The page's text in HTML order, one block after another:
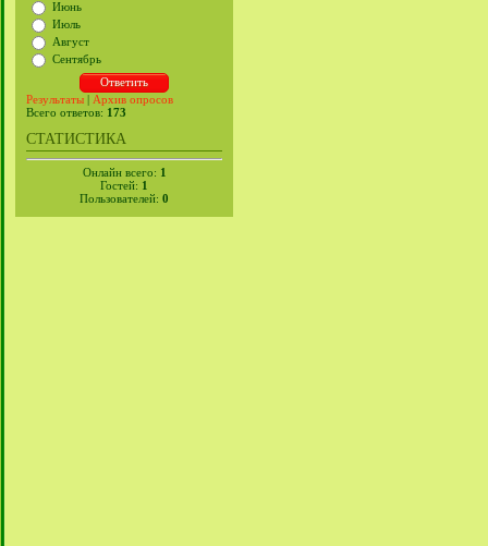
Июнь
Июль
Август
Сентябрь
Результаты | Архив опросов
Всего ответов: 173
СТАТИСТИКА
Онлайн всего: 1
Гостей: 1
Пользователей: 0